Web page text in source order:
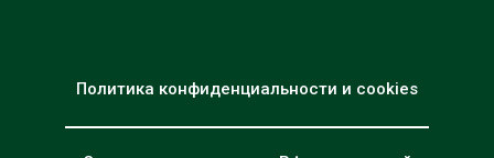
Политика конфиденциальности и cookies